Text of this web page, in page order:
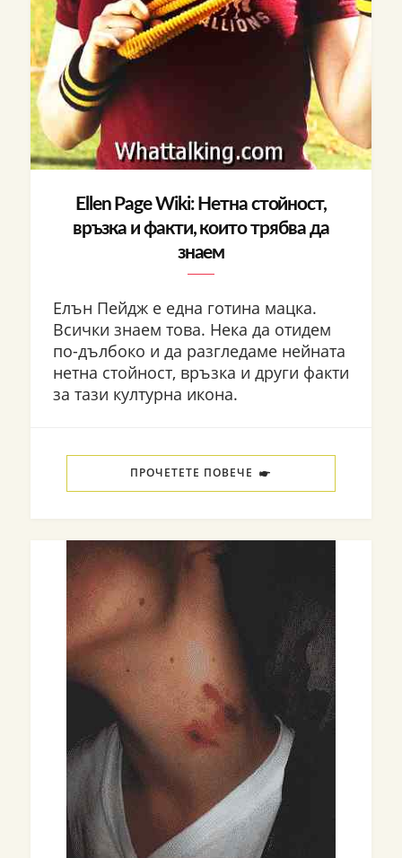
Ellen Page Wiki: Нетна стойност,
връзка и факти, които трябва да
знаем
Елън Пейдж е една готина мацка.
Всички знаем това. Нека да отидем
по-дълбоко и да разгледаме нейната
нетна стойност, връзка и други факти
за тази културна икона.
ПРОЧЕТЕТЕ ПОВЕЧЕ